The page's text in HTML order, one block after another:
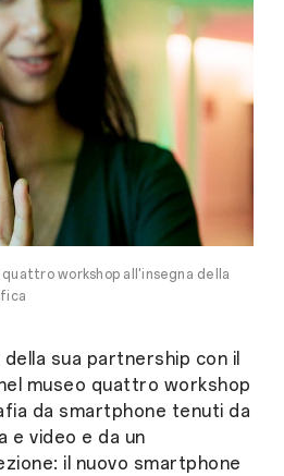
workshop all'insegna della
sua partnership con il
museo quattro workshop
da smartphone tenuti da
video e da un
il nuovo smartphone